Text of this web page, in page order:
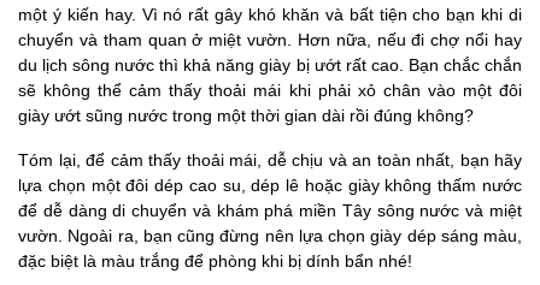
một ý kiến hay. Vì nó rất gây khó khăn và bất tiện cho bạn khi di
chuyển và tham quan ở miệt vườn. Hơn nữa, nếu đi chợ nổi hay
du lịch sông nước thì khả năng giày bị ướt rất cao. Bạn chắc chắn
sẽ không thể cảm thấy thoải mái khi phải xỏ chân vào một đôi
giày ướt sũng nước trong một thời gian dài rồi đúng không?
Tóm lại, để cảm thấy thoải mái, dễ chịu và an toàn nhất, bạn hãy
lựa chọn một đôi dép cao su, dép lê hoặc giày không thấm nước
để dễ dàng di chuyển và khám phá miền Tây sông nước và miệt
vườn. Ngoài ra, bạn cũng đừng nên lựa chọn giày dép sáng màu,
đặc biệt là màu trắng để phòng khi bị dính bẩn nhé!